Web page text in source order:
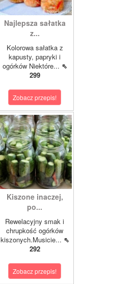
Najlepsza sałatka
z...
Kolorowa sałatka z
kapusty, papryki i
ogórków Niektóre... ⇖
299
Zobacz przepis!
Kiszone inaczej,
po...
Rewelacyjny smak i
chrupkość ogórków
kiszonych.Musicie... ⇖
292
Zobacz przepis!